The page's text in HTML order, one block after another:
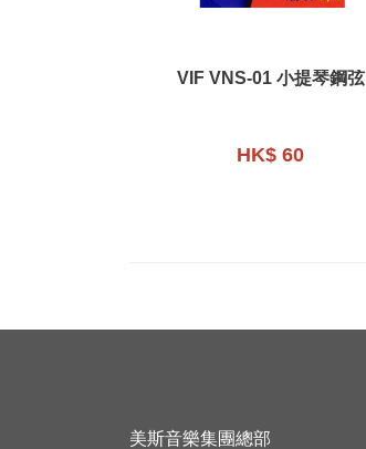
VIF VNS-01 小提琴鋼弦
HK$ 60
美斯音樂集團總部